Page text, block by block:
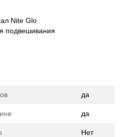
Nite Glo
подвешивания
да
да
Нет